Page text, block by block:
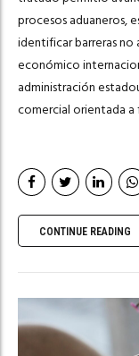
procesos aduaneros,
identificar barreras no
económico
administración
comercial orientada a
CONTINUE READING